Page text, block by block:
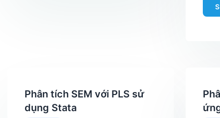
Phân tích SEM với PLS sử
dụng Stata